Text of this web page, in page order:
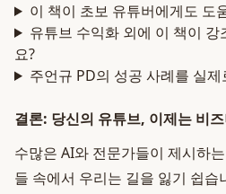
이 책이 초보 유튜버에게도 도
유튜브 수익화 외에 이 책이
요?
주언규 PD의 성공 사례를 실
결론: 당신의 유튜브, 이제는 비
수많은 AI와 전문가들이 제시하
들 속에서 우리는 길을 잃기 쉽